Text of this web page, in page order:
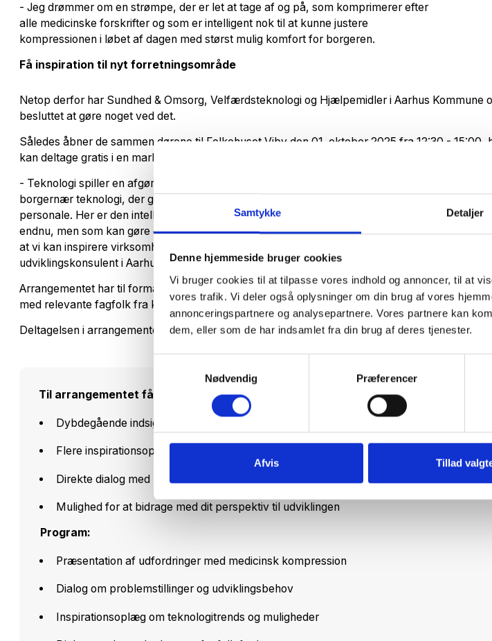
Samtykke Detaljer
Denne hjemmeside bruger cookies
Vi bruger cookies til at tilpasse vores indhold og annoncer, til at
vores trafik. Vi deler også oplysninger om din brug af vores
annonceringspartnere og analysepartnere. Vores partnere kan
dem, eller som de har indsamlet fra din brug af deres tjenester.
Nødvendig
Præferencer
Afvis Tillad
- Jeg drømmer om en strømpe, der er let at tage af og på, som komprimerer efter
alle medicinske forskrifter og som er intelligent nok til at kunne justere
kompressionen i løbet af dagen med størst mulig komfort for borgeren.
Få inspiration til nyt forretningsområde
Netop derfor har Sundhed & Omsorg, Velfærdsteknologi og Hjælpemidler i Aarhus Kommune
besluttet at gøre noget ved det.
Således åbner de sammen dørene til Folkehuset Viby den 01. oktober 2025 fra 12:30 - 15:00,
kan deltage gratis i en markedsdag, der giver indblik i udfordringen og input til din
- Teknologi spiller en afgørende rolle i udviklingen af vores velfærdssamfund. Og noget af det
borgernær teknologi, der går ind og gør konkrete handlinger smartere og nemmere for både
personale. Her er den intelligente kompressionsstrømpe et eksempel på et stykke teknologi,
endnu, men som kan gøre en stor forskel i dagligdagen. På baggrund af markedsdagen den
at vi kan inspirere virksomheder til at sætte skub i udviklingen på området, siger Hans Christian
udviklingskonsulent i Aarhus City Lab, der arbejder med teknologiudvikling på tværs af Aarhus
Arrangementet har til formål at give deltagerne dybdegående indsigt i konkrete
med relevante fagfolk fra kommunen.
Deltagelsen i arrangementet er gratis og tilmelding skal ske til:aarhuscitylab@aarhus.dk
Til arrangementet får du:
Dybdegående indsigt i udviklingsbehov
Flere inspirationsoplæg om teknologitrends inden for velfærdsteknologi
Direkte dialog med relevante fagfolk fra Aarhus Kommune
Mulighed for at bidrage med dit perspektiv til udviklingen
Program:
Præsentation af udfordringer med medicinsk kompression
Dialog om problemstillinger og udviklingsbehov
Inspirationsoplæg om teknologitrends og muligheder